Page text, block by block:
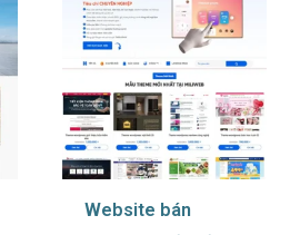
Website bán